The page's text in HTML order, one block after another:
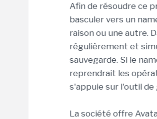
Afin de résoudre ce
basculer vers un
raison ou une autre.
régulièrement et
sauvegarde. Si le
reprendrait les
s'appuie sur l'outil
La société offre